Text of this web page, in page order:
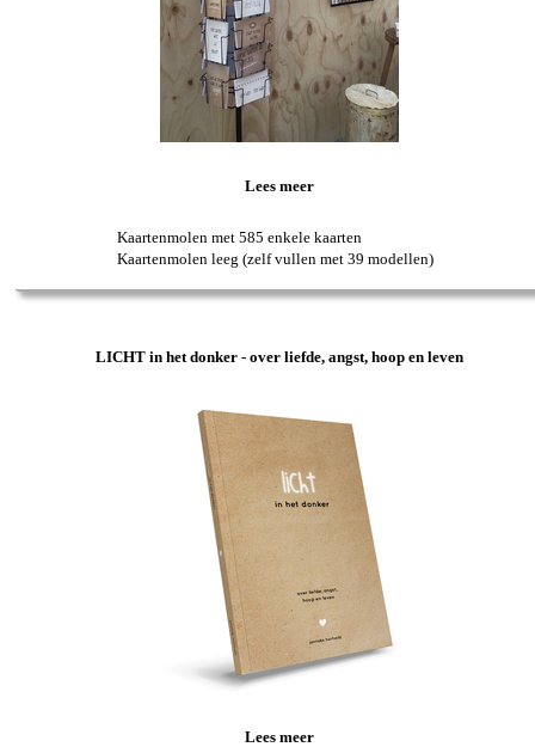
Lees meer
Kaartenmolen met 585 enkele kaarten
Kaartenmolen leeg (zelf vullen met 39 modellen)
LICHT in het donker - over liefde, angst, hoop en leven
Lees meer